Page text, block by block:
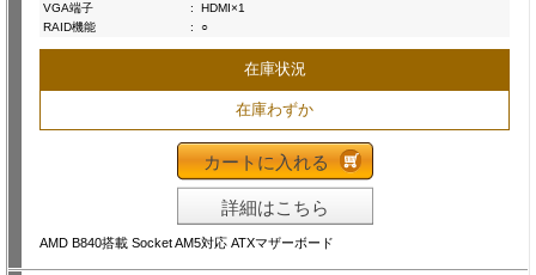
VGA端子
:
HDMI×1
RAID機能
: ○
在庫状況
在庫わずか
カートに入れる
詳細はこちら
AMD B840搭載 Socket AM5対応 ATXマザーボード